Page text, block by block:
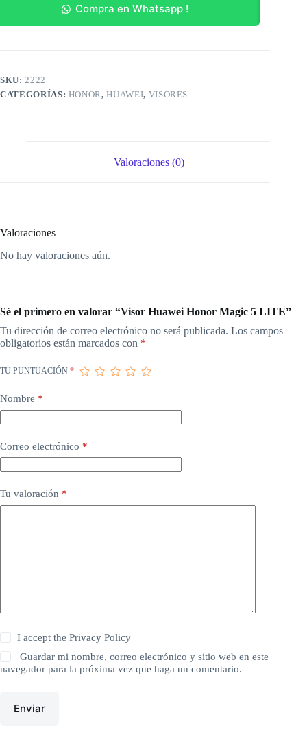
cantidad
Compra en Whatsapp !
SKU: 2222
CATEGORÍAS: HONOR,HUAWEI, VISORES
Valoraciones (0)
Valoraciones
No hay valoraciones aún.
Sé el primero en valorar “Visor Huawei Honor Magic 5 LITE”
Tu dirección de correo electrónico no será publicada. Los campos
obligatorios están marcados con *
TU PUNTUACIÓN *
Nombre *
Correo electrónico *
Tu valoración *
I accept thePrivacy Policy
Guardar mi nombre, correo electrónico y sitio web en este
navegador para la próxima vez que haga un comentario.
Enviar